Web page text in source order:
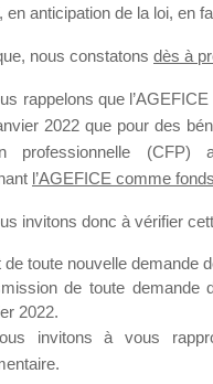
de Formation qui
au support sur lequel
pour pouvoir
en anticipation de la loi, en
nous constatons dès à
rappelons que
2022 que pour des
professionnelle
l’AGEFICE comme
invitons donc à vérifier
de toute nouvelle demande
de toute demande
2022.
invitons à vous